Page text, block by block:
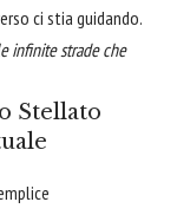
ci stia guidando.
infinite strade che
Stellato